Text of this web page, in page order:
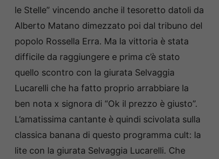
le Stelle” vincendo anche il tesoretto datoli da
Alberto Matano dimezzato poi dal tribuno del
popolo Rossella Erra. Ma la vittoria è stata
difficile da raggiungere e prima c’è stato
quello scontro con la giurata Selvaggia
Lucarelli che ha fatto proprio arrabbiare la
ben nota x signora di “Ok il prezzo è giusto”.
L’amatissima cantante è quindi scivolata sulla
classica banana di questo programma cult: la
lite con la giurata Selvaggia Lucarelli. Che